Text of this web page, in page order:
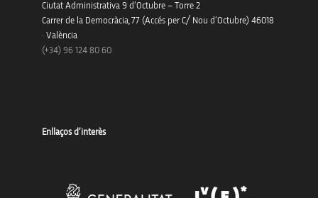
Ciutat Administrativa 9 d’Octubre – Torre 2
Carrer de la Democràcia, 77 (Accés per C/ Nou d’Octubre) 46018
· València
(+34) 96 124 80 60
Enllaços d’interès